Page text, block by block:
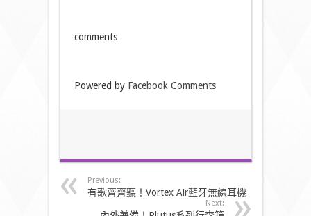
comments
Powered by Facebook Comments
Previous:
有歌齊齊聽！Vortex Air藍牙無線耳機
Next: